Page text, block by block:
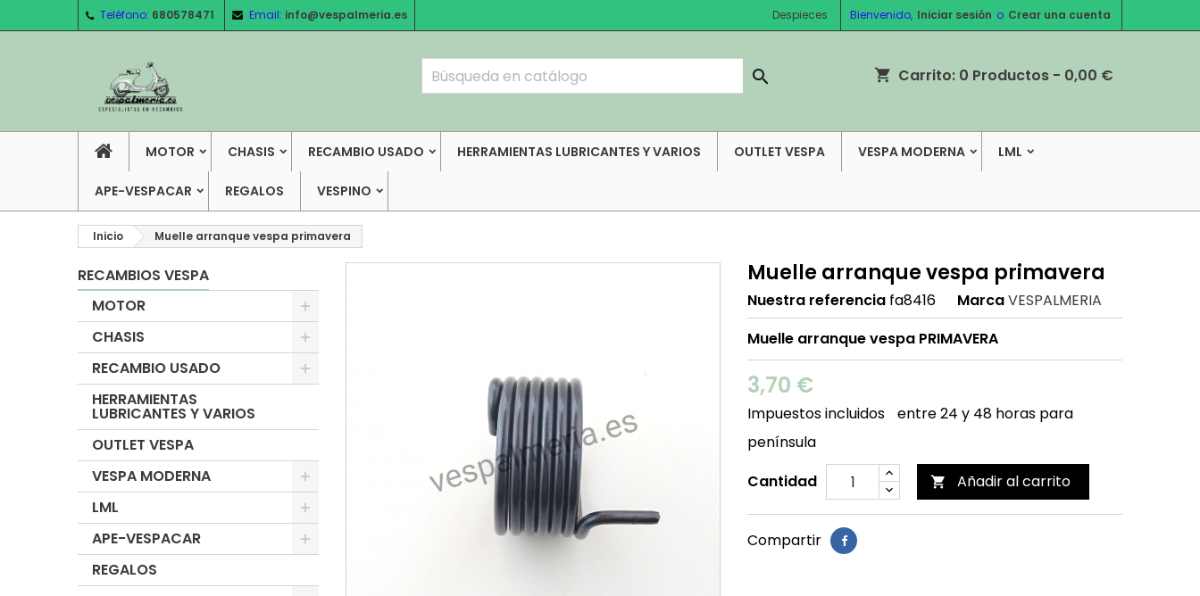
Teléfono: 680578471 Email: info@vespalmeria.es Bienvenido, Iniciar sesión o Crear una cuenta
Despieces
shopping_cart Carrito: 0 Productos - 0,00 €

MOTOR CHASIS RECAMBIO USADO HERRAMIENTAS LUBRICANTES Y VARIOS OUTLET VESPA VESPA MODERNA LML
APE-VESPACAR REGALOS VESPINO
Inicio Muelle arranque vespa primavera
RECAMBIOS VESPA
MOTOR
CHASIS
RECAMBIO USADO
HERRAMIENTAS
LUBRICANTES Y VARIOS
OUTLET VESPA
VESPA MODERNA
LML
APE-VESPACAR
REGALOS
Muelle arranque vespa primavera
Nuestra referencia fa8416 MarcaVESPALMERIA
Muelle arranque vespa PRIMAVERA
3,70 €
Impuestos incluidos
entre 24 y 48 horas para
península
Cantidad
 Añadir al carrito
Compartir